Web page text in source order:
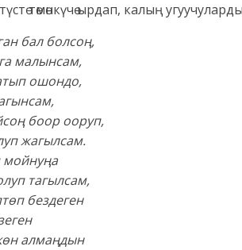
түстө төмөнкүчө ырдап, калың
бал болсоң,
малынсам,
ошондо,
боор ооруп,
жагылсам.
мойнуңа
тагылсам,
бездеген
алмаңдын